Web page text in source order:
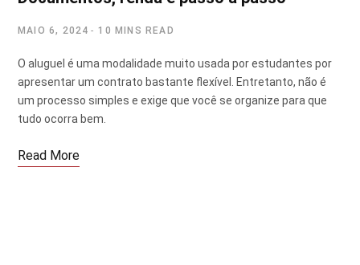
MAIO 6, 2024 10 MINS READ
O aluguel é uma modalidade muito usada por estudantes por
apresentar um contrato bastante flexível. Entretanto, não é
um processo simples e exige que você se organize para que
tudo ocorra bem.
Read More